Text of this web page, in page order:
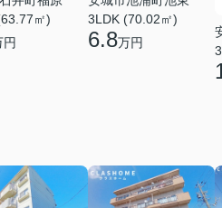
㎡)
円
3LDK (70.02㎡)
6.8万円